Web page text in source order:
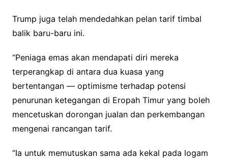
Trump juga telah mendedahkan pelan tarif timbal
balik baru-baru ini.
“Peniaga emas akan mendapati diri mereka
terperangkap di antara dua kuasa yang
bertentangan — optimisme terhadap potensi
penurunan ketegangan di Eropah Timur yang boleh
mencetuskan dorongan jualan dan perkembangan
mengenai rancangan tarif.
“Ia untuk memutuskan sama ada kekal pada logam